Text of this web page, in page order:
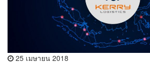
25 เมษายน 2018